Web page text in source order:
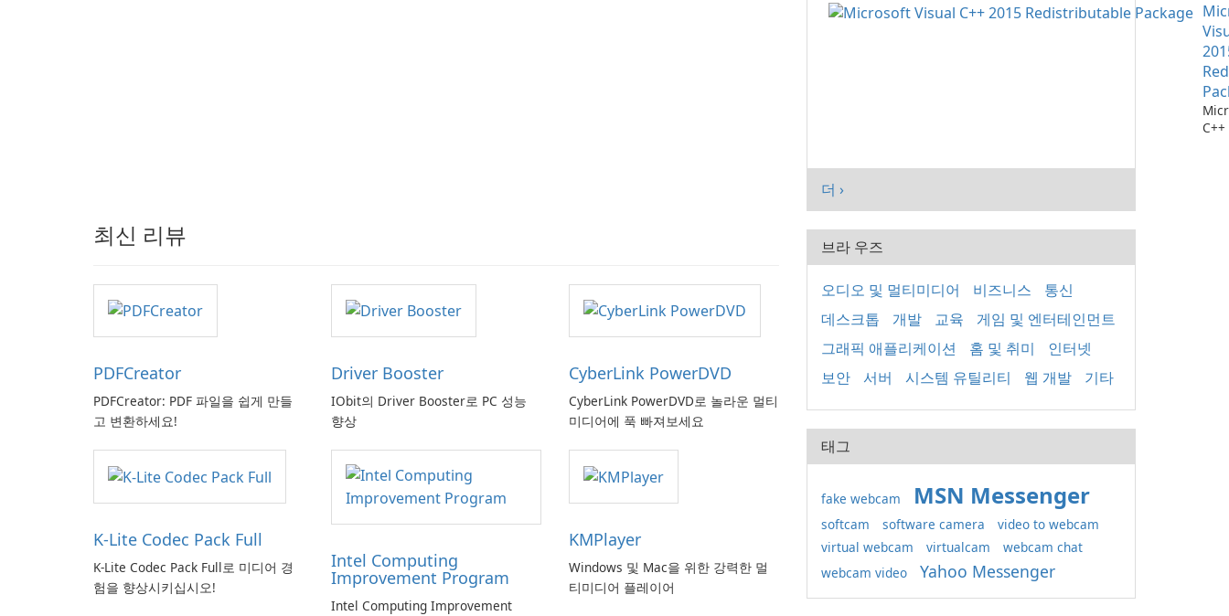
최신 리뷰
PDFCreator
PDFCreator: PDF 파일을 쉽게 만들
고 변환하세요!
Driver Booster
IObit의 Driver Booster로 PC 성능
향상
CyberLink PowerDVD
CyberLink PowerDVD로 놀라운 멀티
미디어에 푹 빠져보세요
K-Lite Codec Pack Full
K-Lite Codec Pack Full로 미디어 경
험을 향상시키십시오!
Intel Computing
Improvement Program
Intel Computing Improvement
KMPlayer
Windows 및 Mac을 위한 강력한 멀
티미디어 플레이어
더 ›
브라 우즈
오디오 및 멀티미디어 비즈니스
통신
데스크톱
개발 교육
게임 및 엔터테인먼트
그래픽 애플리케이션
홈 및 취미
인터넷
보안
서버 시스템 유틸리티 웹 개발 기타
태그
fake webcam MSN Messenger
softcam software camera
video to webcam
virtual webcam
virtualcam
webcam chat
webcam video
Yahoo Messenger